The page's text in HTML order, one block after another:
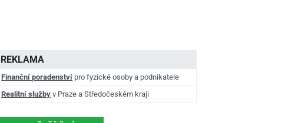
REKLAMA
Finanční poradenství pro fyzické osoby a podnikatele
Realitní služby v Praze a Středočeském kraji